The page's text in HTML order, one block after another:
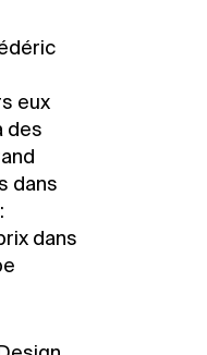
eux
des
dans
dans